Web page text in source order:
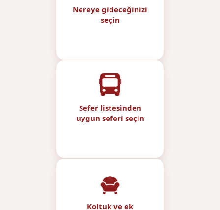
Nereye gideceğinizi
seçin
Sefer listesinden
uygun seferi seçin
Koltuk ve ek